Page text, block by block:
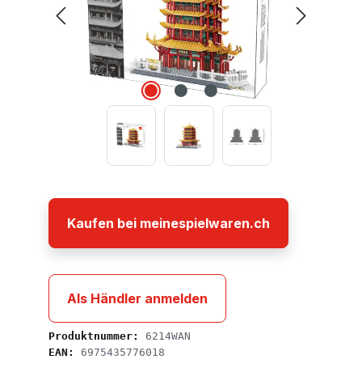
Kaufen bei meinespielwaren.ch
Als Händler anmelden
Produktnummer: 6214WAN
EAN: 6975435776018